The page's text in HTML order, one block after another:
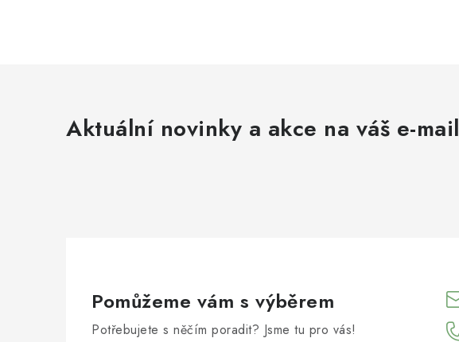
Aktuální novinky a akce na váš e-mail
Pomůžeme vám s výběrem
Potřebujete s něčím poradit? Jsme tu pro vás!